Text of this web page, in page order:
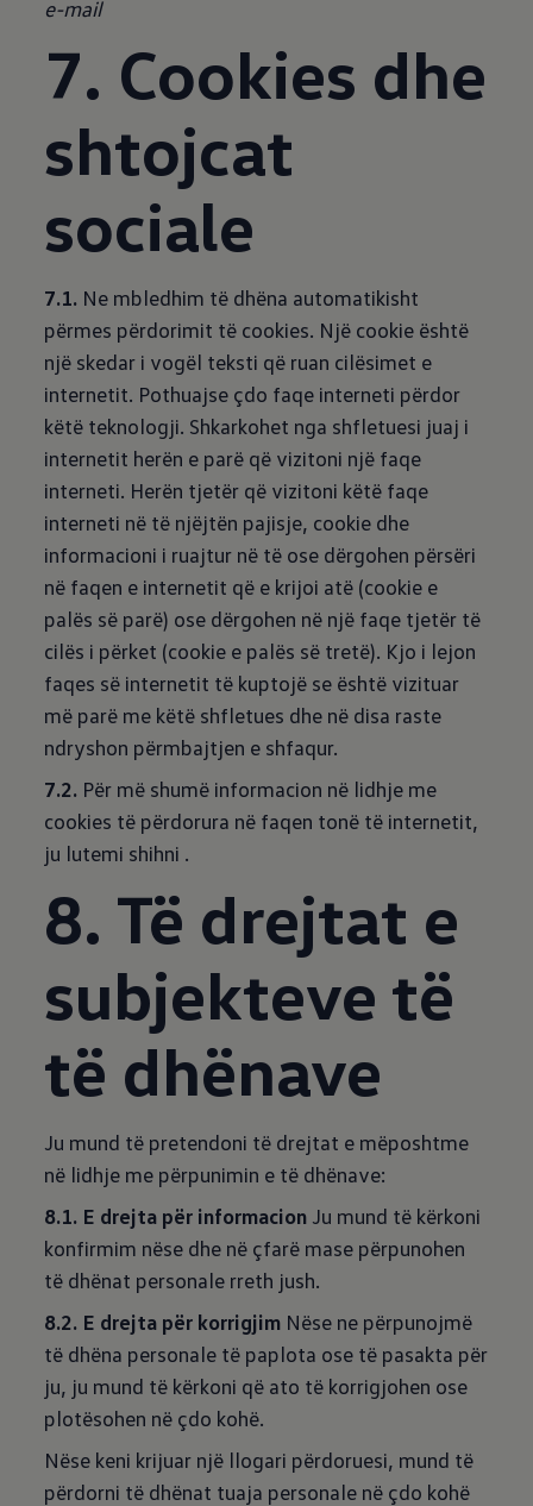
e-mail
7. Cookies dhe
shtojcat
sociale
7.1. Ne mbledhim të dhëna automatikisht
përmes përdorimit të cookies. Një cookie është
një skedar i vogël teksti që ruan cilësimet e
internetit. Pothuajse çdo faqe interneti përdor
këtë teknologji. Shkarkohet nga shfletuesi juaj i
internetit herën e parë që vizitoni një faqe
interneti. Herën tjetër që vizitoni këtë faqe
interneti në të njëjtën pajisje, cookie dhe
informacioni i ruajtur në të ose dërgohen përsëri
në faqen e internetit që e krijoi atë (cookie e
palës së parë) ose dërgohen në një faqe tjetër të
cilës i përket (cookie e palës së tretë). Kjo i lejon
faqes së internetit të kuptojë se është vizituar
më parë me këtë shfletues dhe në disa raste
ndryshon përmbajtjen e shfaqur.
7.2. Për më shumë informacion në lidhje me
cookies të përdorura në faqen tonë të internetit,
ju lutemi shihni .
8. Të drejtat e
subjekteve të
të dhënave
Ju mund të pretendoni të drejtat e mëposhtme
në lidhje me përpunimin e të dhënave:
8.1. E drejta për informacion Ju mund të kërkoni
konfirmim nëse dhe në çfarë mase përpunohen
të dhënat personale rreth jush.
8.2. E drejta për korrigjim Nëse ne përpunojmë
të dhëna personale të paplota ose të pasakta për
ju, ju mund të kërkoni që ato të korrigjohen ose
plotësohen në çdo kohë.
Nëse keni krijuar një llogari përdoruesi, mund të
përdorni të dhënat tuaja personale në çdo kohë